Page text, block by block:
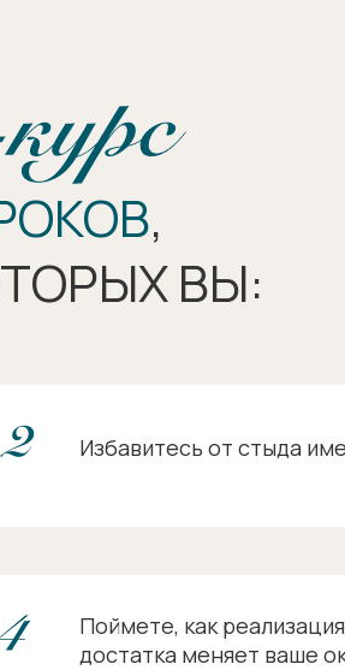
,
ВЫ:
Избавитесь от стыда
Поймете, как
достатка меняет ваше